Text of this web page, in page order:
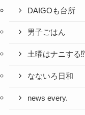
DAIGOも台所
男子ごはん
土曜はナニする⁉
なないろ日和
news every.